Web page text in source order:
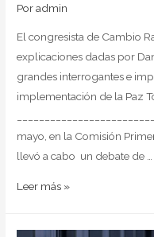
Poradmin
El congresista de Cambio
explicaciones dadas por
grandes interrogantes e
implementación de la Paz
mayo, en la Comisión
llevó a cabo un debate de …
Leer más »